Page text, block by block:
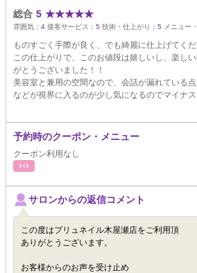
総合 5 ★★★★★
雰囲気： 4 接客サービス： 5 技術・仕上がり： 5 メニュー
ものすごく手際が良く、でも綺麗に仕上げてくだ
この仕上がりで、このお値段は嬉しいし、楽し
がとうございました！！
美容室と兼用の空間なので、会話が漏れている
などが視界に入るのが少し気になるのでマイナス
予約時のクーポン・メニュー
クーポン利用なし
ﾈｲﾙ
サロンからの返信コメント
この度はプリュネイル木屋瀬店をご利用頂
ありがとうございます。
お客様からのお声を受け止め